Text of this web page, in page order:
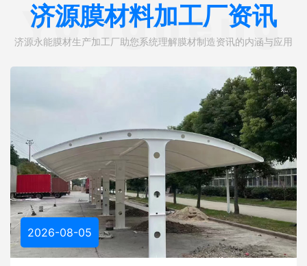
济源膜材料加工厂资讯
济源永能膜材生产加工厂助您系统理解膜材制造资讯的内涵与应用
Yongneng
2026-08-05